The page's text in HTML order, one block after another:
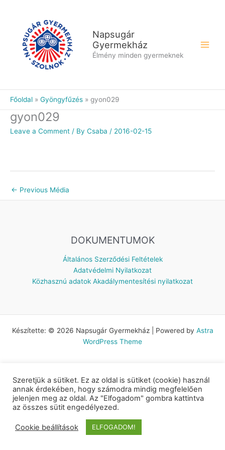
Napsugár
Gyermekház
Élmény minden gyermeknek
Főoldal Gyöngyfűzés gyon029
gyon029
Leave a Comment / By Csaba / 2016-02-15
← Previous Média
DOKUMENTUMOK
Általános Szerződési Feltételek
Adatvédelmi Nyilatkozat
Közhasznú adatok Akadálymentesítési nyilatkozat
Készítette: © 2026 Napsugár Gyermekház | Powered by Astra
WordPress Theme
Szeretjük a sütiket. Ez az oldal is sütiket (cookie) használ
annak érdekében, hogy számodra mindig megfelelően
jelenjen meg az oldal. Az "Elfogadom" gombra kattintva
az összes sütit engedélyezed.
Cookie beállítások ELFOGADOM!